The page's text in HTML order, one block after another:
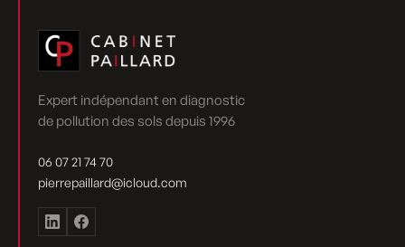
Expert indépendant en diagnostic
de pollution des sols depuis 1996
06 07 21 74 70
pierrepaillard@icloud.com